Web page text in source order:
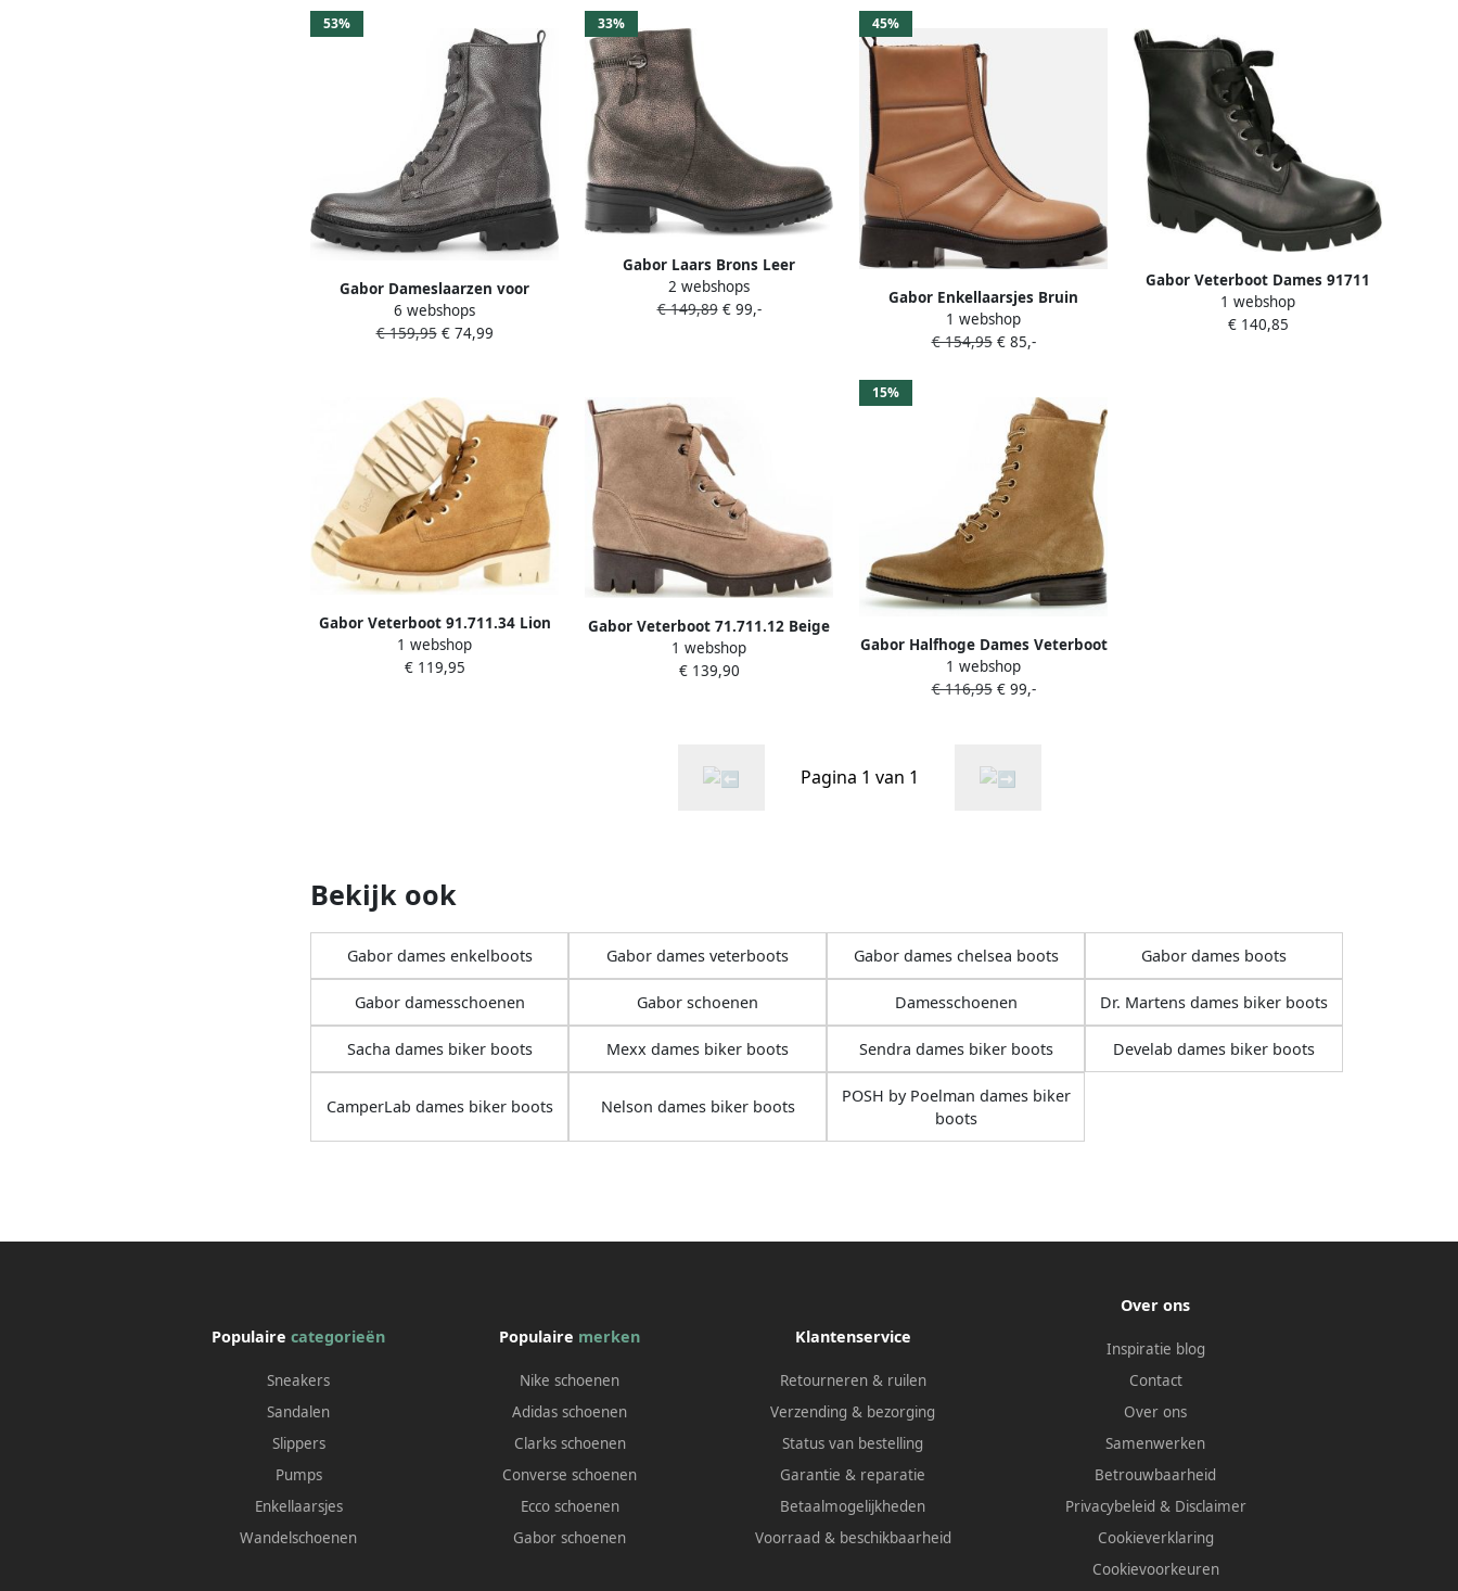
53%
Gabor Dameslaarzen voor
verschillende
weersomstandigheden
6 webshops
€ 159,95€ 74,99
33%
Gabor Laars Brons Leer
Profielzool Sierrits
2 webshops
€ 149,89€ 99,-
45%
Gabor Enkellaarsjes Bruin
Synthetisch Dames
1 webshop
€ 154,95€ 85,-
Gabor Veterboot Dames 91711
Zwart
1 webshop
€ 140,85
Gabor Veterboot 91.711.34 Lion
Lichtbruin Suède
1 webshop
€ 119,95
Gabor Veterboot 71.711.12 Beige
Suède
1 webshop
€ 139,90
15%
Gabor Halfhoge Dames Veterboot
met rits
1 webshop
€ 116,95€ 99,-
Pagina 1 van 1
Bekijk ook
Gabor dames enkelboots Gabor dames veterboots Gabor dames chelsea boots Gabor dames boots
Gabor damesschoenen Gabor schoenen Damesschoenen Dr. Martens dames biker boots
Sacha dames biker boots Mexx dames biker boots Sendra dames biker boots Develab dames biker boots
CamperLab dames biker boots Nelson dames biker boots
POSH by Poelman dames biker
boots
Populairecategorieën
Sneakers
Sandalen
Slippers
Pumps
Enkellaarsjes
Wandelschoenen
Populaire merken
Nike schoenen
Adidas schoenen
Clarks schoenen
Converse schoenen
Ecco schoenen
Gabor schoenen
Klantenservice
Retourneren & ruilen
Verzending & bezorging
Status van bestelling
Garantie & reparatie
Betaalmogelijkheden
Voorraad & beschikbaarheid
Over ons
Inspiratie blog
Contact
Over ons
Samenwerken
Betrouwbaarheid
Privacybeleid & Disclaimer
Cookieverklaring
Cookievoorkeuren